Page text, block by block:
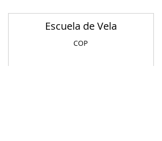
Escuela de Vela
COP